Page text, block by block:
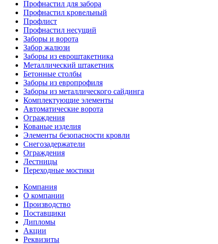
Профнастил для забора
Профнастил кровельный
Профлист
Профнастил несущий
Заборы и ворота
Забор жалюзи
Заборы из евроштакетника
Металлический штакетник
Бетонные столбы
Заборы из европрофиля
Заборы из металлического сайдинга
Комплектующие элементы
Автоматические ворота
Ограждения
Кованые изделия
Элементы безопасности кровли
Снегозадержатели
Ограждения
Лестницы
Переходные мостики
Компания
О компании
Производство
Поставщики
Дипломы
Акции
Реквизиты